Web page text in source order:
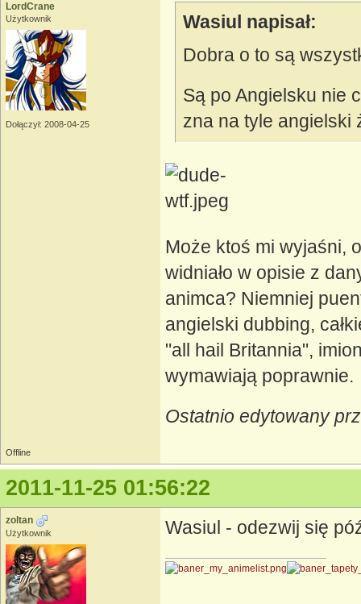
LordCrane
Użytkownik
Dołączył: 2008-04-25
Wasiul napisał:
Dobra o to są
Są po Angielsku nie
zna na tyle angielski
Może ktoś mi wyjaśni,
widniało w opisie z
animca? Niemniej
angielski dubbing,
"all hail Britannia",
wymawiają poprawnie.
Ostatnio edytowany
Offline
2011-11-25 01:56:22
zoltan
Użytkownik Wasiul - odezwij się